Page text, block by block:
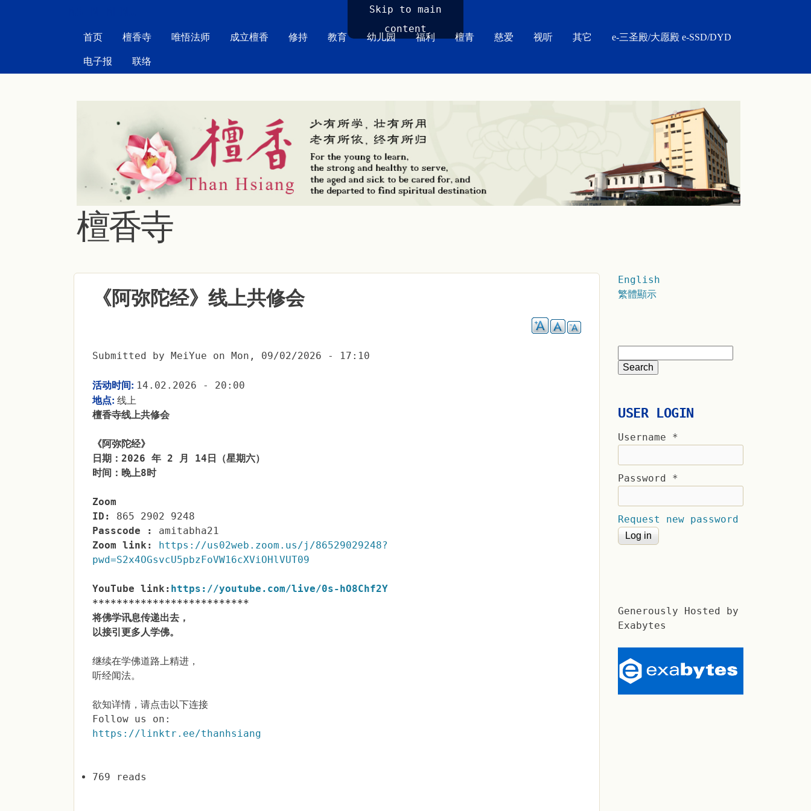
Skip to main
content
首页 檀香寺 唯悟法师 成立檀香 修持 教育 幼儿园 福利 檀青 慈爱 视听 其它 e-三圣殿/大愿殿 e-SSD/DYD
电子报 联络
檀香寺
《阿弥陀经》线上共修会
Submitted by MeiYue on Mon, 09/02/2026 - 17:10
活动时间: 14.02.2026 - 20:00
地点: 线上
檀香寺线上共修会
《阿弥陀经》
日期：2026 年 2 月 14日（星期六）
时间：晚上8时
Zoom
ID:
865 2902 9248
Passcode : amitabha21
Zoom link:
https://us02web.zoom.us/j/86529029248?
pwd=S2x4OGsvcU5pbzFoVW16cXViOHlVUT09
YouTube link: https://youtube.com/live/0s-hO8Chf2Y
**************************
将佛学讯息传递出去，
以接引更多人学佛。
继续在学佛道路上精进，
听经闻法。
欲知详情，请点击以下连接
Follow us on:
https://linktr.ee/thanhsiang
769 reads
English
繁體顯示
USER LOGIN
Username *
Password *
Request new password
Generously Hosted by
Exabytes